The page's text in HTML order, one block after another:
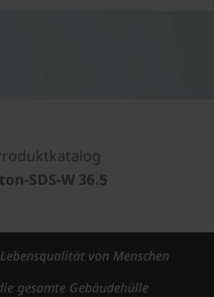
SDS-W 36.5
von Menschen
gesamte Gebäudehülle